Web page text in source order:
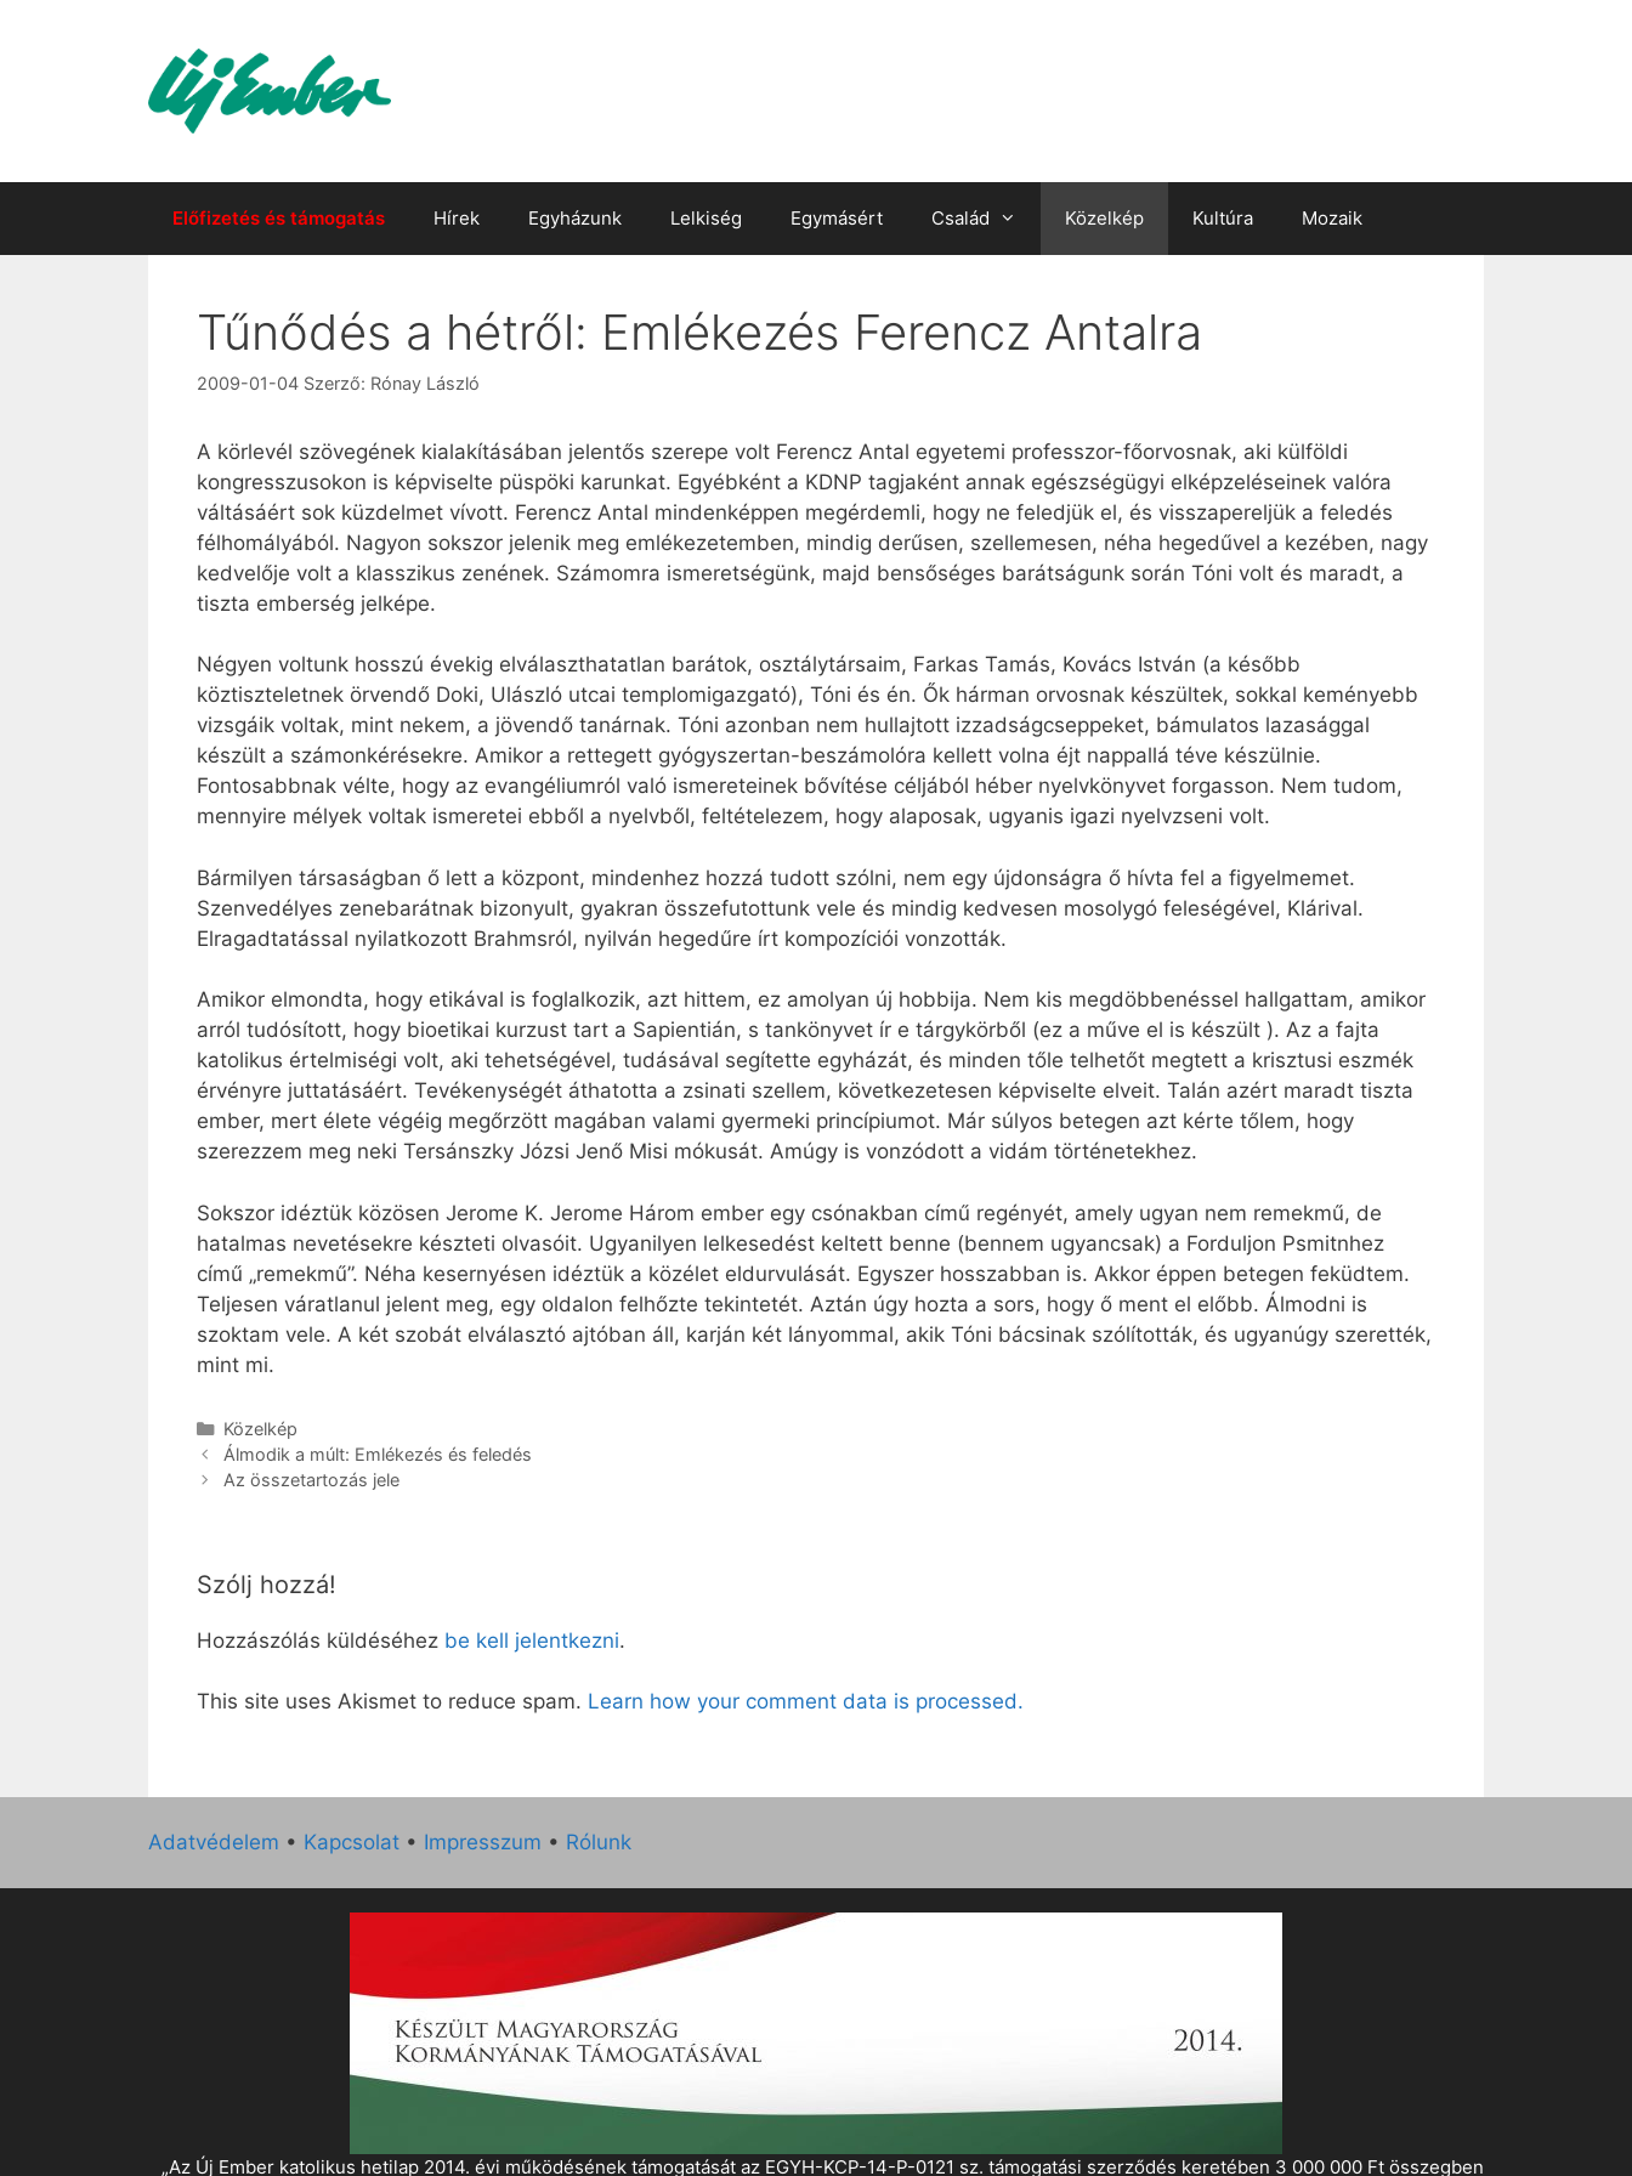
Előfizetés és támogatás Hírek Egyházunk Lelkiség Egymásért Család Közelkép Kultúra Mozaik
Tűnődés a hétről: Emlékezés Ferencz Antalra
2009-01-04 Szerző: Rónay László
A körlevél szövegének kialakításában jelentős szerepe volt Ferencz Antal egyetemi professzor-főorvosnak, aki külföldi
kongresszusokon is képviselte püspöki karunkat. Egyébként a KDNP tagjaként annak egészségügyi elképzeléseinek valóra
váltásáért sok küzdelmet vívott. Ferencz Antal mindenképpen megérdemli, hogy ne feledjük el, és visszapereljük a feledés
félhomályából. Nagyon sokszor jelenik meg emlékezetemben, mindig derűsen, szellemesen, néha hegedűvel a kezében, nagy
kedvelője volt a klasszikus zenének. Számomra ismeretségünk, majd bensőséges barátságunk során Tóni volt és maradt, a
tiszta emberség jelképe.
Négyen voltunk hosszú évekig elválaszthatatlan barátok, osztálytársaim, Farkas Tamás, Kovács István (a később
köztiszteletnek örvendő Doki, Ulászló utcai templomigazgató), Tóni és én. Ők hárman orvosnak készültek, sokkal keményebb
vizsgáik voltak, mint nekem, a jövendő tanárnak. Tóni azonban nem hullajtott izzadságcseppeket, bámulatos lazasággal
készült a számonkérésekre. Amikor a rettegett gyógyszertan-beszámolóra kellett volna éjt nappallá téve készülnie.
Fontosabbnak vélte, hogy az evangéliumról való ismereteinek bővítése céljából héber nyelvkönyvet forgasson. Nem tudom,
mennyire mélyek voltak ismeretei ebből a nyelvből, feltételezem, hogy alaposak, ugyanis igazi nyelvzseni volt.
Bármilyen társaságban ő lett a központ, mindenhez hozzá tudott szólni, nem egy újdonságra ő hívta fel a figyelmemet.
Szenvedélyes zenebarátnak bizonyult, gyakran összefutottunk vele és mindig kedvesen mosolygó feleségével, Klárival.
Elragadtatással nyilatkozott Brahmsról, nyilván hegedűre írt kompozíciói vonzották.
Amikor elmondta, hogy etikával is foglalkozik, azt hittem, ez amolyan új hobbija. Nem kis megdöbbenéssel hallgattam, amikor
arról tudósított, hogy bioetikai kurzust tart a Sapientián, s tankönyvet ír e tárgykörből (ez a műve el is készült ). Az a fajta
katolikus értelmiségi volt, aki tehetségével, tudásával segítette egyházát, és minden tőle telhetőt megtett a krisztusi eszmék
érvényre juttatásáért. Tevékenységét áthatotta a zsinati szellem, következetesen képviselte elveit. Talán azért maradt tiszta
ember, mert élete végéig megőrzött magában valami gyermeki princípiumot. Már súlyos betegen azt kérte tőlem, hogy
szerezzem meg neki Tersánszky Józsi Jenő Misi mókusát. Amúgy is vonzódott a vidám történetekhez.
Sokszor idéztük közösen Jerome K. Jerome Három ember egy csónakban című regényét, amely ugyan nem remekmű, de
hatalmas nevetésekre készteti olvasóit. Ugyanilyen lelkesedést keltett benne (bennem ugyancsak) a Forduljon Psmitnhez
című „remekmű”. Néha kesernyésen idéztük a közélet eldurvulását. Egyszer hosszabban is. Akkor éppen betegen feküdtem.
Teljesen váratlanul jelent meg, egy oldalon felhőzte tekintetét. Aztán úgy hozta a sors, hogy ő ment el előbb. Álmodni is
szoktam vele. A két szobát elválasztó ajtóban áll, karján két lányommal, akik Tóni bácsinak szólították, és ugyanúgy szerették,
mint mi.
Kategória
Közelkép
Álmodik a múlt: Emlékezés és feledés
Az összetartozás jele
Szólj hozzá!
Hozzászólás küldéséhez be kell jelentkezni.
This site uses Akismet to reduce spam. Learn how your comment data is processed.
Adatvédelem • Kapcsolat • Impresszum • Rólunk
„Az Új Ember katolikus hetilap 2014. évi működésének támogatását az EGYH-KCP-14-P-0121 sz. támogatási szerződés keretében 3 000 000 Ft összegben